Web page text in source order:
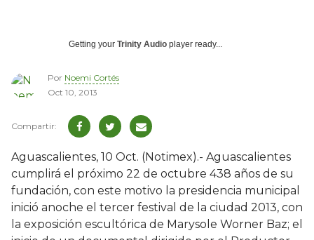
Getting your Trinity Audio player ready...
Por Noemi Cortés
Oct 10, 2013
Aguascalientes, 10 Oct. (Notimex).- Aguascalientes
cumplirá el próximo 22 de octubre 438 años de su
fundación, con este motivo la presidencia municipal
inició anoche el tercer festival de la ciudad 2013, con
la exposición escultórica de Marysole Worner Baz; el